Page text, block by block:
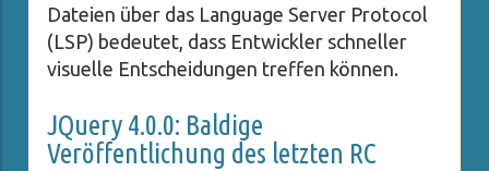
Dateien über das Language Server Protocol
(LSP) bedeutet, dass Entwickler schneller
visuelle Entscheidungen treffen können.
JQuery 4.0.0: Baldige
Veröffentlichung des letzten RC